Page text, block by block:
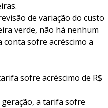
de variação do custo
verde, não há nenhum
conta sofre acréscimo a
sofre acréscimo de R$
geração, a tarifa sofre